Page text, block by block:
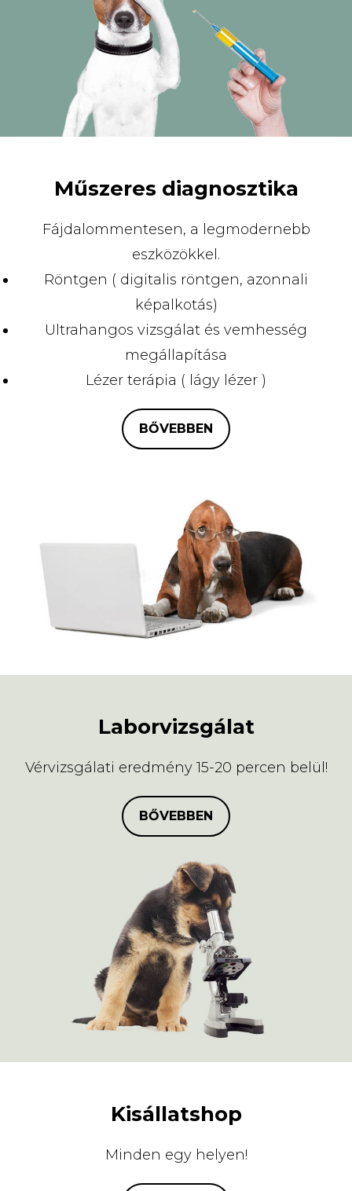
Műszeres diagnosztika
Fájdalommentesen, a legmodernebb
eszközökkel.
Röntgen ( digitalis röntgen, azonnali
képalkotás)
Ultrahangos vizsgálat és vemhesség
megállapítása
Lézer terápia ( lágy lézer )
BŐVEBBEN
Laborvizsgálat
Vérvizsgálati eredmény 15-20 percen belül!
BŐVEBBEN
Kisállatshop
Minden egy helyen!